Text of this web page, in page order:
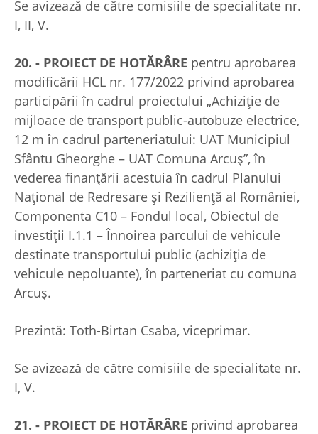
Se avizează de către comisiile de specialitate nr.
I, II, V.
20. - PROIECT DE HOTĂRÂRE pentru aprobarea
modificării HCL nr. 177/2022 privind aprobarea
participării în cadrul proiectului „Achiziție de
mijloace de transport public-autobuze electrice,
12 m în cadrul parteneriatului: UAT Municipiul
Sfântu Gheorghe – UAT Comuna Arcuș”, în
vederea finanțării acestuia în cadrul Planului
Național de Redresare și Reziliență al României,
Componenta C10 – Fondul local, Obiectul de
investiții I.1.1 – Înnoirea parcului de vehicule
destinate transportului public (achiziția de
vehicule nepoluante), în parteneriat cu comuna
Arcuș.
Prezintă: Toth-Birtan Csaba, viceprimar.
Se avizează de către comisiile de specialitate nr.
I, V.
21. - PROIECT DE HOTĂRÂRE privind aprobarea